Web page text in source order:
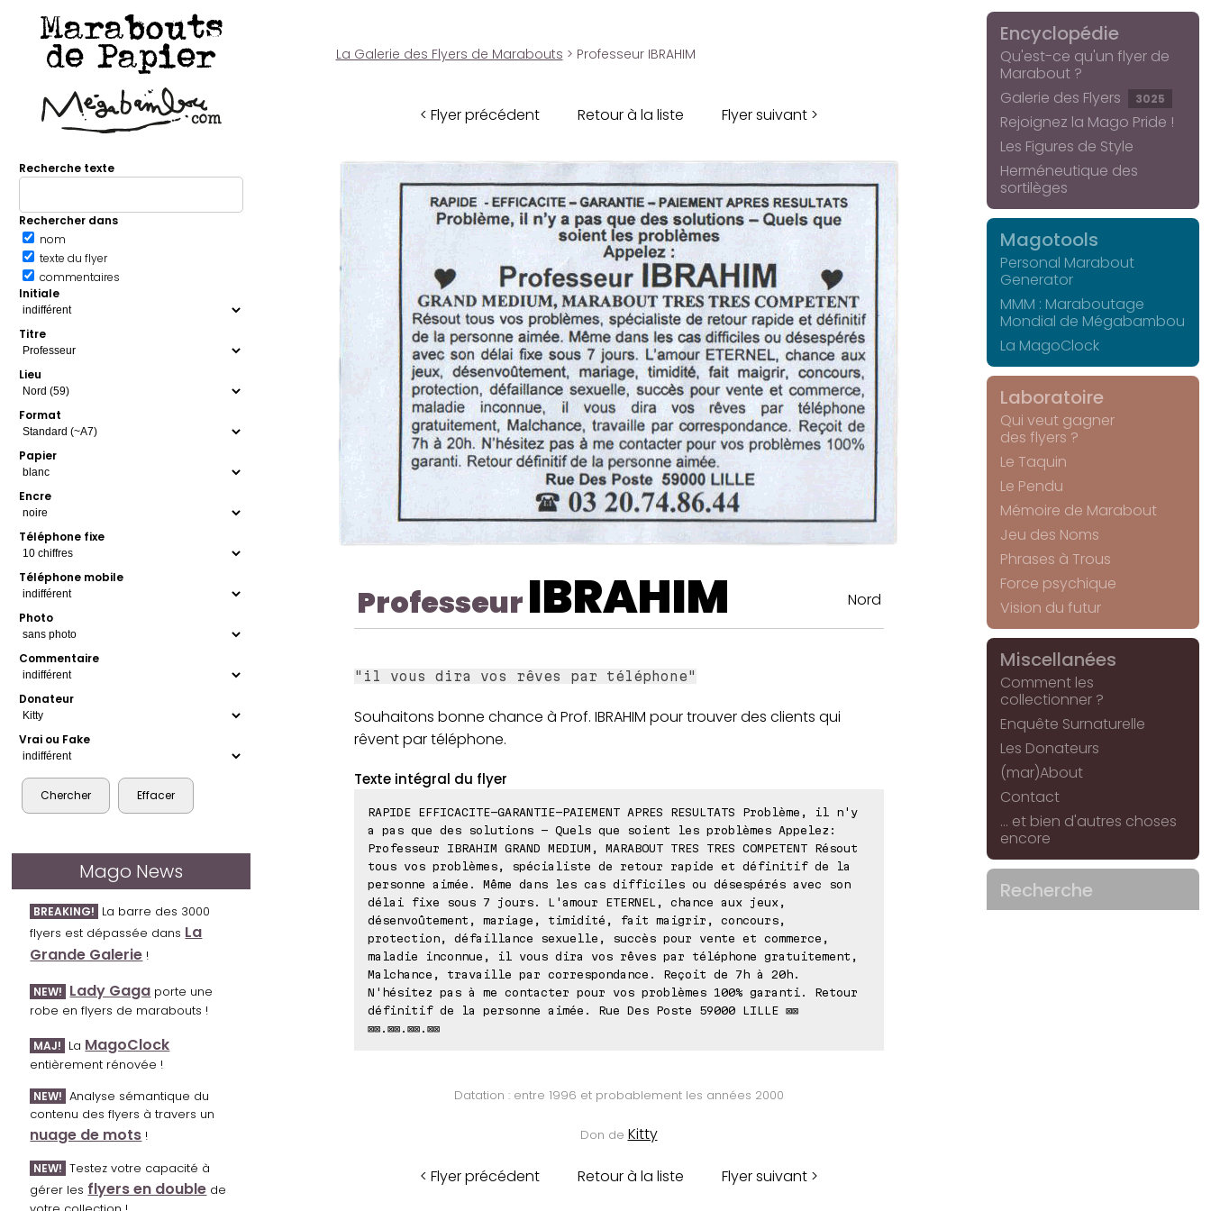
Marabouts
de Papier
Recherche texte
Rechercher dans
nom
texte du flyer
commentaires
Initiale
Titre
Lieu
Format
Papier
Encre
Téléphone fixe
Téléphone mobile
Photo
Commentaire
Donateur
Vrai ou Fake
Mago News
BREAKING! La barre des 3000
flyers est dépassée dans La
Grande Galerie !
NEW! Lady Gaga porte une
robe en flyers de marabouts !
MAJ! La MagoClock
entièrement rénovée !
NEW! Analyse sémantique du
contenu des flyers à travers un
nuage de mots !
NEW! Testez votre capacité à
gérer les flyers en double de
La Galerie des Flyers de Marabouts > Professeur IBRAHIM
< Flyer précédent Retour à la liste Flyer suivant >
ProfesseurIBRAHIM Nord
"il vous dira vos rêves par téléphone"
Souhaitons bonne chance à Prof. IBRAHIM pour trouver des clients qui
rêvent par téléphone.
Texte intégral du flyer
RAPIDE EFFICACITE-GARANTIE-PAIEMENT APRES RESULTATS Problème, il n'y
a pas que des solutions - Quels que soient les problèmes Appelez:
Professeur IBRAHIM GRAND MEDIUM, MARABOUT TRES TRES COMPETENT Résout
tous vos problèmes, spécialiste de retour rapide et définitif de la
personne aimée. Même dans les cas difficiles ou désespérés avec son
délai fixe sous 7 jours. L'amour ETERNEL, chance aux jeux,
désenvoûtement, mariage, timidité, fait maigrir, concours,
protection, défaillance sexuelle, succès pour vente et commerce,
maladie inconnue, il vous dira vos rêves par téléphone gratuitement,
Malchance, travaille par correspondance. Reçoit de 7h à 20h.
N'hésitez pas à me contacter pour vos problèmes 100% garanti. Retour
définitif de la personne aimée. Rue Des Poste 59000 LILLE ⊠⊠
⊠⊠.⊠⊠.⊠⊠.⊠⊠
Datation : entre 1996 et probablement les années 2000
Don de Kitty
< Flyer précédent Retour à la liste Flyer suivant >
Encyclopédie
Qu'est-ce qu'un flyer de
Marabout ?
Galerie des Flyers
3025
Rejoignez la Mago Pride !
Les Figures de Style
Herméneutique des
sortilèges
Magotools
Personal Marabout
Generator
MMM : Maraboutage
Mondial de Mégabambou
La MagoClock
Laboratoire
Qui veut gagner
des flyers ?
Le Taquin
Le Pendu
Mémoire de Marabout
Jeu des Noms
Phrases à Trous
Force psychique
Vision du futur
Miscellanées
Comment les
collectionner ?
Enquête Surnaturelle
Les Donateurs
(mar)About
Contact
... et bien d'autres choses
encore
Recherche